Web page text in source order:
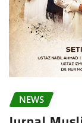
NEWS